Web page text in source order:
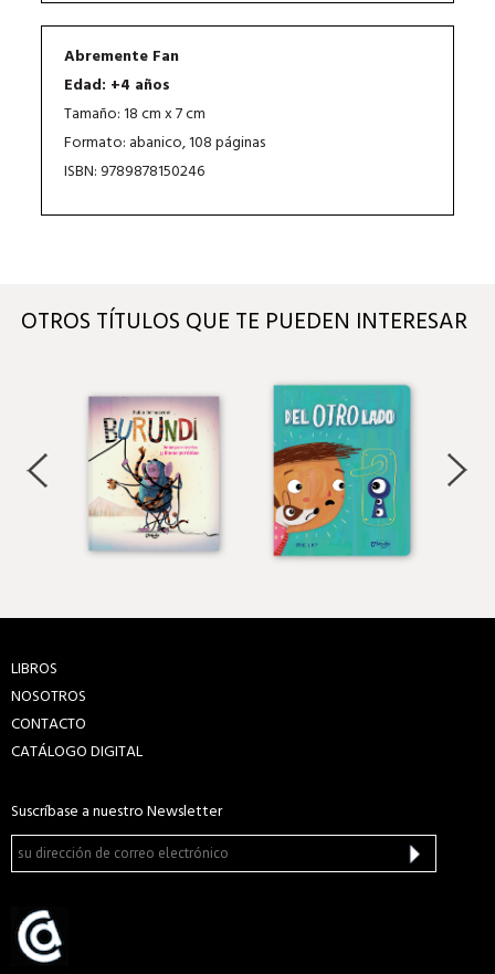
Abremente Fan
Edad: +4 años
Tamaño: 18 cm x 7 cm
Formato: abanico, 108 páginas
ISBN: 9789878150246
OTROS TÍTULOS QUE TE PUEDEN INTERESAR
LIBROS
NOSOTROS
CONTACTO
CATÁLOGO DIGITAL
Suscríbase a nuestro Newsletter